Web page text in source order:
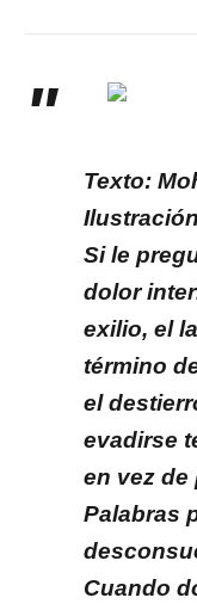
Texto:
Si le
dolor
exilio, el
término
el
evadirse
en vez de
Palabras
Cuando